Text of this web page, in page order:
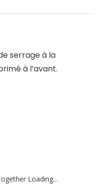
serrage à la
à l’avant.
Loading...